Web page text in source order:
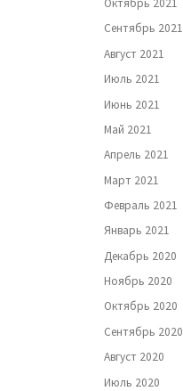
Октябрь 2021
Сентябрь 2021
Август 2021
Июль 2021
Июнь 2021
Май 2021
Апрель 2021
Март 2021
Февраль 2021
Январь 2021
Декабрь 2020
Ноябрь 2020
Октябрь 2020
Сентябрь 2020
Август 2020
Июль 2020